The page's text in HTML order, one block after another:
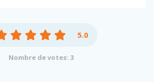
5.0
Nombre de votes: 3